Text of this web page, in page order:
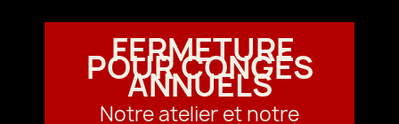
FERMETURE
POUR CONGÉS
ANNUELS
Notre atelier et notre